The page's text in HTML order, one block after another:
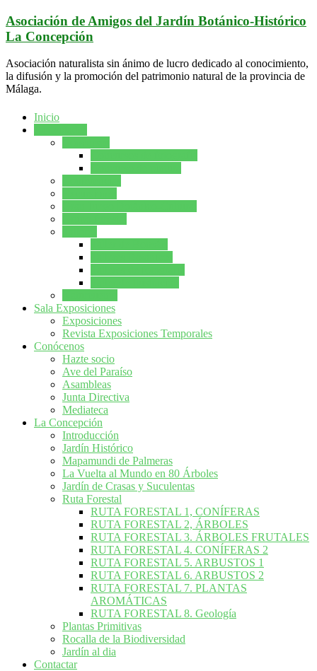
Saltar
al
contenido
Asociación de Amigos del Jardín Botánico-Histórico
La Concepción
Asociación naturalista sin ánimo de lucro dedicado al conocimiento,
la difusión y la promoción del patrimonio natural de la provincia de
Málaga.
Inicio
Sala Exposiciones
Exposiciones
Revista Exposiciones Temporales
Conócenos
Hazte socio
Ave del Paraíso
Asambleas
Junta Directiva
Mediateca
La Concepción
Introducción
Jardín Histórico
Mapamundi de Palmeras
La Vuelta al Mundo en 80 Árboles
Jardín de Crasas y Suculentas
Ruta Forestal
RUTA FORESTAL 1, CONÍFERAS
RUTA FORESTAL 2, ÁRBOLES
RUTA FORESTAL 3. ÁRBOLES FRUTALES
RUTA FORESTAL 4. CONÍFERAS 2
RUTA FORESTAL 5. ARBUSTOS 1
RUTA FORESTAL 6. ARBUSTOS 2
RUTA FORESTAL 7. PLANTAS
AROMÁTICAS
RUTA FORESTAL 8. Geología
Plantas Primitivas
Rocalla de la Biodiversidad
Jardín al dia
Contactar